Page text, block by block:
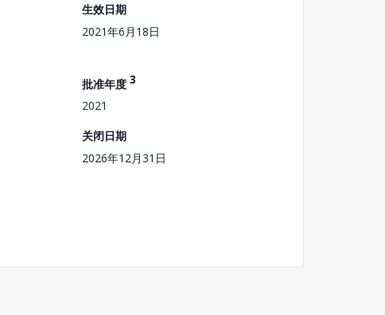
生效日期
2021年6月18日
批准年度 3
2021
关闭日期
2026年12月31日